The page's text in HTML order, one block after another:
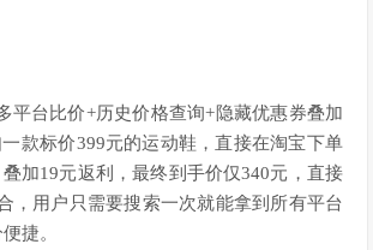
平台比价+历史价格查询+隐藏优惠券叠加
款标价399元的运动鞋，直接在淘宝下单
加19元返利，最终到手价仅340元，直接
，用户只需要搜索一次就能拿到所有平台
捷。